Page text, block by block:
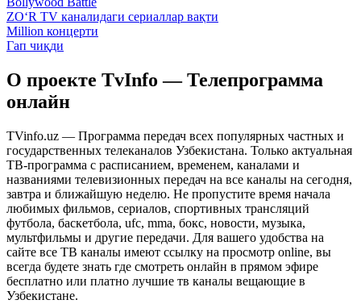
ZO‘R TV каналидаги сериаллар вақти
Million концерти
Гап чиқди
О проекте TvInfo — Телепрограмма
онлайн
TVinfo.uz — Программа передач всех популярных частных и
государственных телеканалов Узбекистана. Только актуальная
ТВ-программа с расписанием, временем, каналами и
названиями телевизионных передач на все каналы на сегодня,
завтра и ближайшую неделю. Не пропустите время начала
любимых фильмов, сериалов, спортивных трансляций
футбола, баскетбола, ufc, mma, бокс, новости, музыка,
мультфильмы и другие передачи. Для вашего удобства на
сайте все ТВ каналы имеют ссылку на просмотр online, вы
всегда будете знать где смотреть онлайн в прямом эфире
бесплатно или платно лучшие тв каналы вещающие в
Узбекистане.